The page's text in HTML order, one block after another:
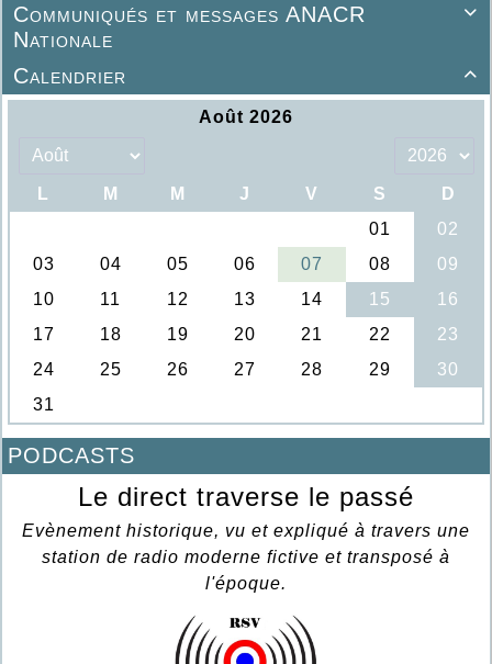

Communiqués et messages ANACR
Nationale

Calendrier
PODCASTS
Le direct traverse le passé
Evènement historique, vu et expliqué à travers une
station de radio moderne fictive et transposé à
l'époque.